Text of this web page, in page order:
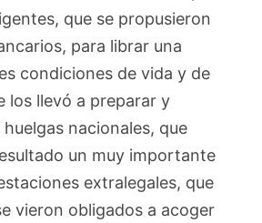
que se propusieron
para librar una
condiciones de vida y de
los llevó a preparar y
nacionales, que
un muy importante
extralegales, que
vieron obligados a acoger